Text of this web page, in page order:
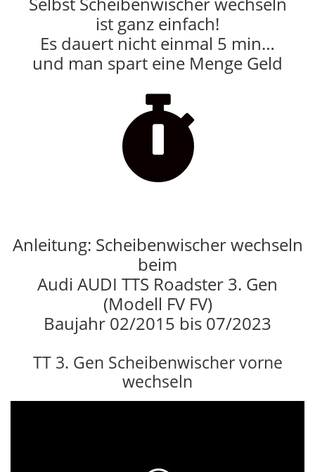
ist ganz einfach!
Es dauert nicht einmal 5 min…
und man spart eine Menge Geld

Anleitung: Scheibenwischer wechseln
beim
Audi AUDI TTS Roadster 3. Gen
(Modell FV FV)
Baujahr 02/2015 bis 07/2023
TT 3. Gen Scheibenwischer vorne
wechseln